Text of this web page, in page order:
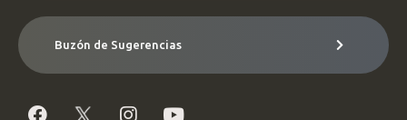
Buzón de Sugerencias